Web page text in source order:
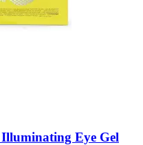
Eye Gel